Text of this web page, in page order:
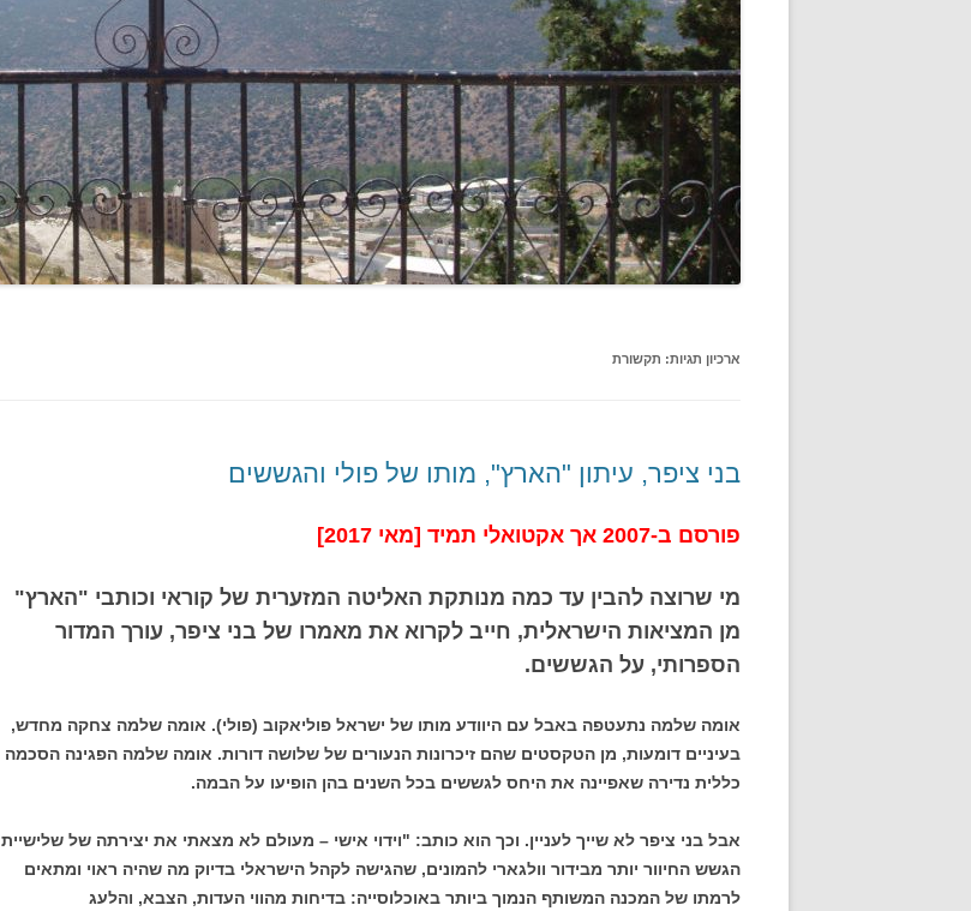
ארכיון תגיות: תקשורת
בני ציפר, עיתון "הארץ", מותו של פולי והגששים
פורסם ב-2007 אך אקטואלי תמיד [מאי 2017]
מי שרוצה להבין עד כמה מנותקת האליטה המזערית של קוראי וכותבי "הארץ"
מן המציאות הישראלית, חייב לקרוא את מאמרו של בני ציפר, עורך המדור
הספרותי, על הגששים.
אומה שלמה נתעטפה באבל עם היוודע מותו של ישראל פוליאקוב (פולי). אומה שלמה צחקה מחדש,
בעיניים דומעות, מן הטקסטים שהם זיכרונות הנעורים של שלושה דורות. אומה שלמה הפגינה הסכמה
כללית נדירה שאפיינה את היחס לגששים בכל השנים בהן הופיעו על הבמה.
אבל בני ציפר לא שייך לעניין. וכך הוא כותב: "וידוי אישי – מעולם לא מצאתי את יצירתה של שלישיית
הגשש החיוור יותר מבידור וולגארי להמונים, שהגישה לקהל הישראלי בדיוק מה שהיה ראוי ומתאים
לרמתו של המכנה המשותף הנמוך ביותר באוכלוסייה: בדיחות מהווי העדות, הצבא, והלעג